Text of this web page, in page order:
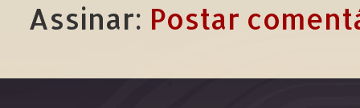
Assinar: Postar